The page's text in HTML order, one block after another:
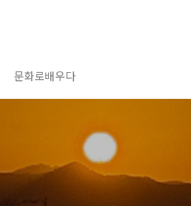
문화로배우다